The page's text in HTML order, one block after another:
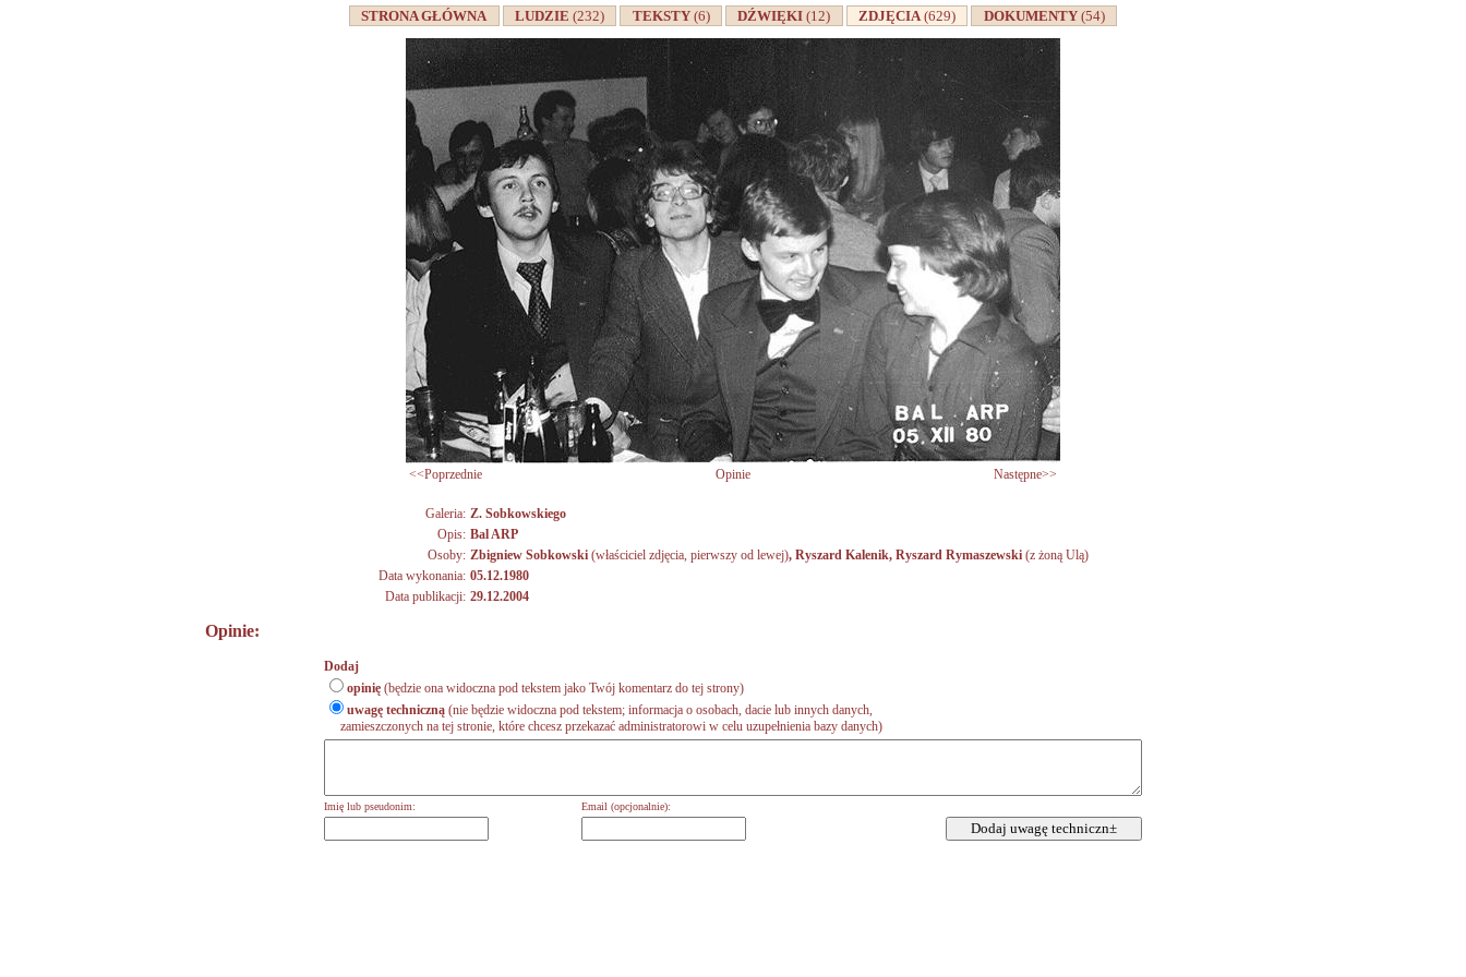
STRONA GŁÓWNA LUDZIE(232) TEKSTY (6) DŹWIĘKI(12) ZDJĘCIA(629) DOKUMENTY (54)
<<Poprzednie Opinie Następne>>
Galeria: Z. Sobkowskiego
Opis: Bal ARP
Osoby: Zbigniew Sobkowski (właściciel zdjęcia, pierwszy od lewej), Ryszard Kalenik, Ryszard Rymaszewski (z żoną Ulą)
Data wykonania: 05.12.1980
Data publikacji: 29.12.2004
Opinie:
Dodaj
opinię (będzie ona widoczna pod tekstem jako Twój komentarz do tej strony)
uwagę techniczną (nie będzie widoczna pod tekstem; informacja o osobach, dacie lub innych danych,
zamieszczonych na tej stronie, które chcesz przekazać administratorowi w celu uzupełnienia bazy danych)
Imię lub pseudonim: Email (opcjonalnie):